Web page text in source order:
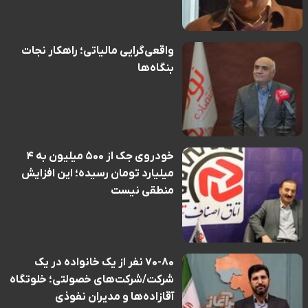
واقعی‌گرایی مالیاتی؛ راهکار نجات
بنگاه‌ها
خودروی جک از ۵۰۰ میلیون به ۴
میلیارد تومان رسیده؛ این افزایش
منطقی نیست
۷۰-۸۰ نفر از یک خانواده در یک
شرکت/شرکت‌های خصولتی؛ خلوتگاه
آقازاده‌ها و مدیران نفوذی